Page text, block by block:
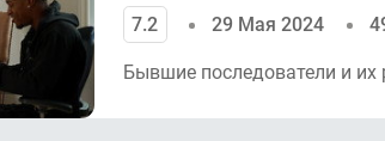
7.2 29 Мая 2024
Бывшие последователи и их